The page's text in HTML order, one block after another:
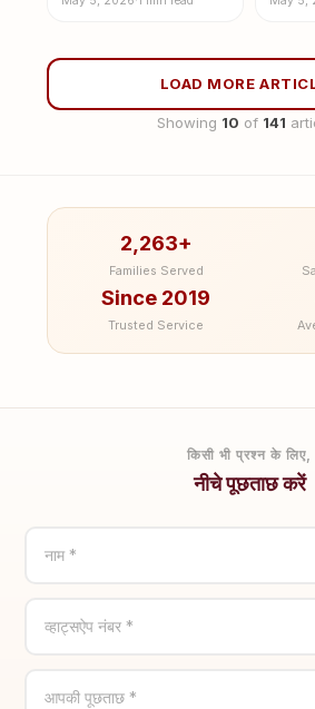
LOAD MORE
Showing 10 of 141
2,263+
Families Served
Since 2019
Trusted Service
किसी भी प्रश्न के लिए,
नीचे पूछताछ करें
नाम *
व्हाट्सऐप नंबर *
आपकी पूछताछ *